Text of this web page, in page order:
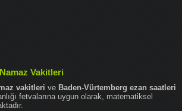
Vakitleri
vakitleri ve Baden-Vürtemberg ezan saatleri
fetvalarına uygun olarak, matematiksel